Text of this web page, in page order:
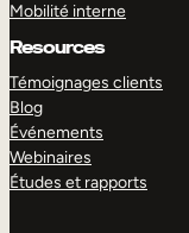
Mobilité interne
Resources
Témoignages clients
Blog
Événements
Webinaires
Études et rapports